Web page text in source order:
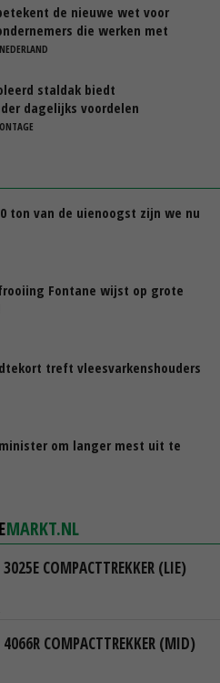
de nieuwe wet voor
die werken met
staldak biedt
dagelijks voordelen
ton van de uienoogst zijn we nu
Fontane wijst op grote
treft vleesvarkenshouders
om langer mest uit te
MARKT.NL
3025E COMPACTTREKKER (LIE)
4066R COMPACTTREKKER (MID)